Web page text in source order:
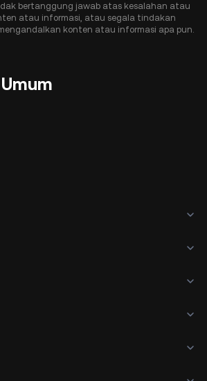
bertanggung jawab atas kesalahan atau
atau informasi, atau segala tindakan
konten atau informasi apa pun.